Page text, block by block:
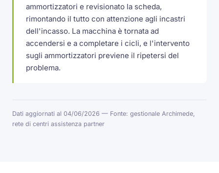
ammortizzatori e revisionato la scheda,
rimontando il tutto con attenzione agli incastri
dell'incasso. La macchina è tornata ad
accendersi e a completare i cicli, e l'intervento
sugli ammortizzatori previene il ripetersi del
problema.
Dati aggiornati al 04/06/2026 — Fonte: gestionale Archimede,
rete di centri assistenza partner